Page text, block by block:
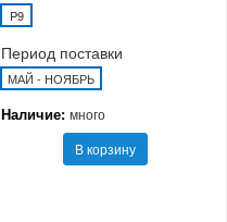
P9
Период поставки
МАЙ - НОЯБРЬ
Наличие: много
В корзину